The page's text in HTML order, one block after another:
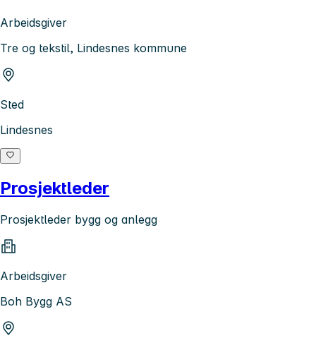
Arbeidsgiver
Tre og tekstil, Lindesnes kommune
Sted
Lindesnes
Prosjektleder
Prosjektleder bygg og anlegg
Arbeidsgiver
Boh Bygg AS